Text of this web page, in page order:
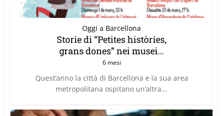
Oggi a Barcellona
Storie di “Petites històries,
grans dones” nei musei...
6 mesi
Quest’anno la città di Barcellona e la sua area
metropolitana ospitano un’altra...